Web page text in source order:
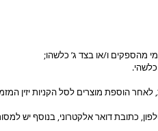
מהספקים ו/או בצד ג’ כלשהו;
הוספת מוצרים לסל הקניות יזין
כתובת דואר אלקטרוני, בנוסף יש